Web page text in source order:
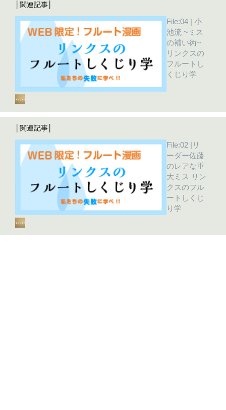
│関連記事│
File:04 | 小
池流 ~ミス
の補い術~
リンクスの
フルートし
くじり学
│関連記事│
File:02 |リ
ーダー佐藤
のレアな重
大ミス リン
クスのフル
ートしくじ
り学